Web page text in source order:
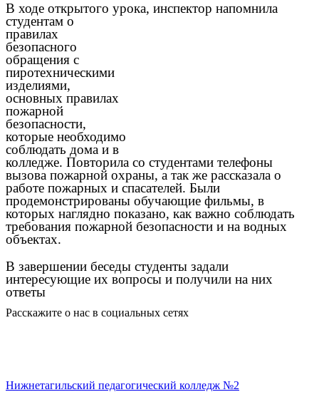
В ходе открытого урока, инспектор напомнила
студентам о
правилах
безопасного
обращения с
пиротехническими
изделиями,
основных правилах
пожарной
безопасности,
которые необходимо
соблюдать дома и в
колледже. Повторила со студентами телефоны
вызова пожарной охраны, а так же рассказала о
работе пожарных и спасателей. Были
продемонстрированы обучающие фильмы, в
которых наглядно показано, как важно соблюдать
требования пожарной безопасности и на водных
объектах.
В завершении беседы студенты задали
интересующие их вопросы и получили на них
ответы
Расскажите о нас в социальных сетях
Нижнетагильский педагогический колледж №2